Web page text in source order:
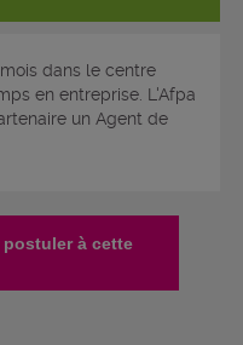
dans le centre
en entreprise. L'Afpa
un Agent de
à cette